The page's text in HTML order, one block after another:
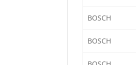
BOSCH
BOSCH